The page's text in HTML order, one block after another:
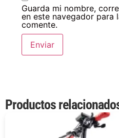
Guarda mi nombre,
en este navegador para
comente.
Productos